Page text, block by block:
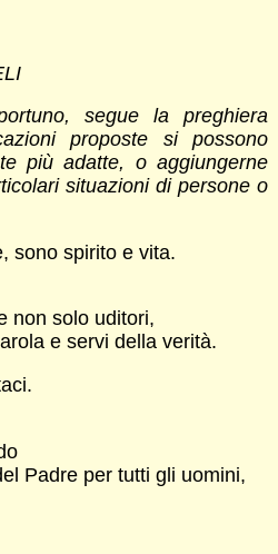
segue la preghiera
proposte si possono
più adatte, o aggiungerne
situazioni di persone o
sono spirito e vita.
non solo uditori,
e servi della verità.
Padre per tutti gli uomini,